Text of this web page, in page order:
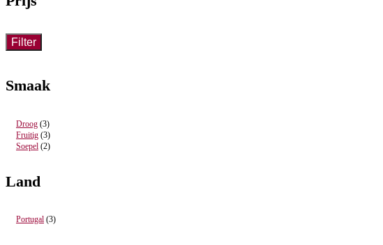
Filter
Smaak
Droog (3)
Fruitig (3)
Soepel (2)
Land
Portugal (3)